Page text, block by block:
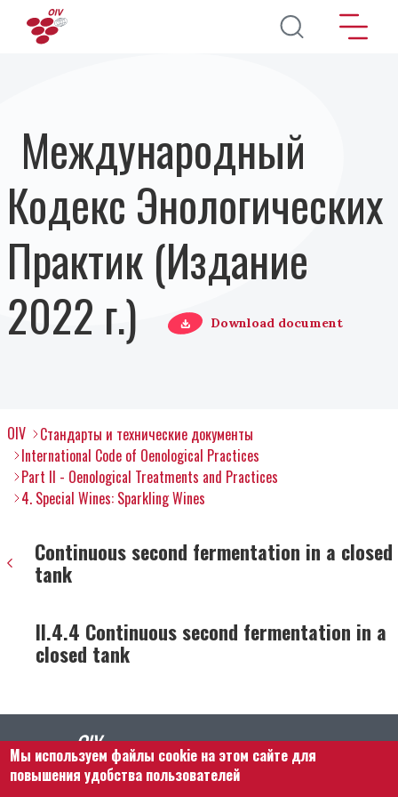
Перейти к основному содержанию
Международный
Кодекс Энологических
Практик (Издание
2022 г.)
Download document
OIV
Стандарты и технические документы
International Code of Oenological Practices
Part II - Oenological Treatments and Practices
4. Special Wines: Sparkling Wines
Continuous second fermentation in a closed
tank
II.4.4 Continuous second fermentation in a
closed tank
Мы используем файлы cookie на этом сайте для
повышения удобства пользователей